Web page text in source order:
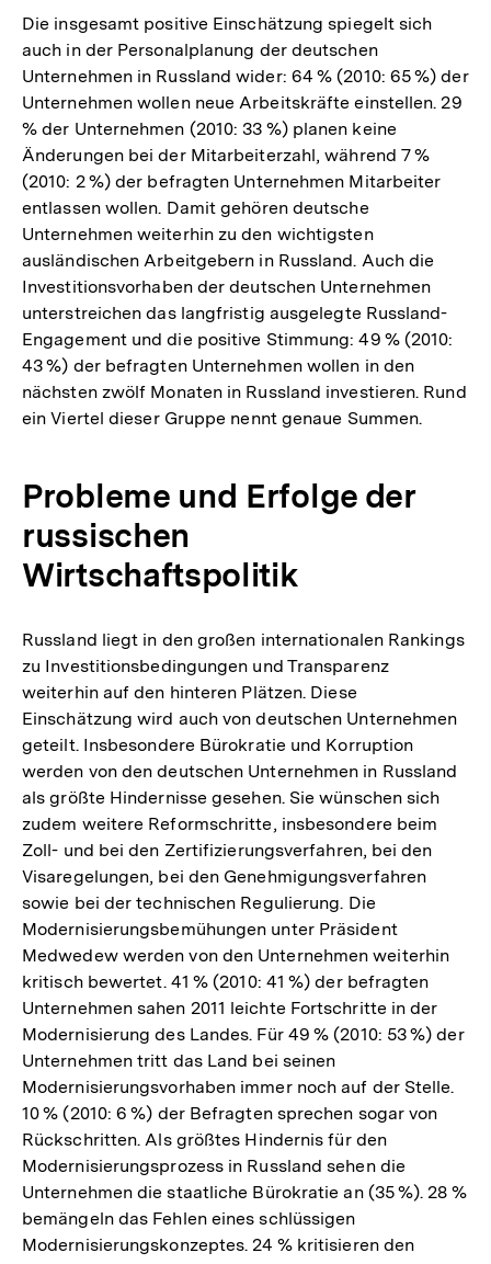
Die insgesamt positive Einschätzung spiegelt sich
auch in der Personalplanung der deutschen
Unternehmen in Russland wider: 64 % (2010: 65 %) der
Unternehmen wollen neue Arbeitskräfte einstellen. 29
% der Unternehmen (2010: 33 %) planen keine
Änderungen bei der Mitarbeiterzahl, während 7 %
(2010: 2 %) der befragten Unternehmen Mitarbeiter
entlassen wollen. Damit gehören deutsche
Unternehmen weiterhin zu den wichtigsten
ausländischen Arbeitgebern in Russland. Auch die
Investitionsvorhaben der deutschen Unternehmen
unterstreichen das langfristig ausgelegte Russland-
Engagement und die positive Stimmung: 49 % (2010:
43 %) der befragten Unternehmen wollen in den
nächsten zwölf Monaten in Russland investieren. Rund
ein Viertel dieser Gruppe nennt genaue Summen.
Probleme und Erfolge der
russischen
Wirtschaftspolitik
Russland liegt in den großen internationalen Rankings
zu Investitionsbedingungen und Transparenz
weiterhin auf den hinteren Plätzen. Diese
Einschätzung wird auch von deutschen Unternehmen
geteilt. Insbesondere Bürokratie und Korruption
werden von den deutschen Unternehmen in Russland
als größte Hindernisse gesehen. Sie wünschen sich
zudem weitere Reformschritte, insbesondere beim
Zoll- und bei den Zertifizierungsverfahren, bei den
Visaregelungen, bei den Genehmigungsverfahren
sowie bei der technischen Regulierung. Die
Modernisierungsbemühungen unter Präsident
Medwedew werden von den Unternehmen weiterhin
kritisch bewertet. 41 % (2010: 41 %) der befragten
Unternehmen sahen 2011 leichte Fortschritte in der
Modernisierung des Landes. Für 49 % (2010: 53 %) der
Unternehmen tritt das Land bei seinen
Modernisierungsvorhaben immer noch auf der Stelle.
10 % (2010: 6 %) der Befragten sprechen sogar von
Rückschritten. Als größtes Hindernis für den
Modernisierungsprozess in Russland sehen die
Unternehmen die staatliche Bürokratie an (35 %). 28 %
bemängeln das Fehlen eines schlüssigen
Modernisierungskonzeptes. 24 % kritisieren den